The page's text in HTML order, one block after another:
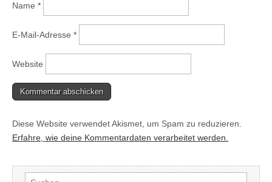
Name *
E-Mail-Adresse *
Website
Diese Website verwendet Akismet, um Spam zu reduzieren.
Erfahre, wie deine Kommentardaten verarbeitet werden.
Suchen